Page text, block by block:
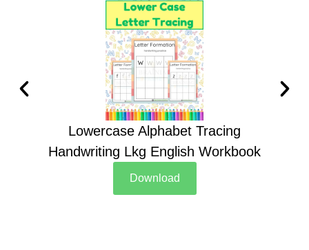
Lowercase Alphabet Tracing
Handwriting Lkg English Workbook
Download